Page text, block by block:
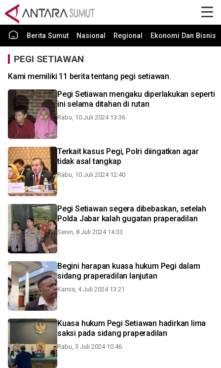
Berita Sumut Nasional Regional Ekonomi Dan Bisnis
PEGI SETIAWAN
Kami memiliki 11 berita tentang pegi setiawan.
Pegi Setiawan mengaku diperlakukan seperti
ini selama ditahan di rutan
Rabu, 10 Juli 2024 13:36
Terkait kasus Pegi, Polri diingatkan agar
tidak asal tangkap
Rabu, 10 Juli 2024 12:40
Pegi Setiawan segera dibebaskan, setelah
Polda Jabar kalah gugatan praperadilan
Senin, 8 Juli 2024 14:33
Begini harapan kuasa hukum Pegi dalam
sidang praperadilan lanjutan
Kamis, 4 Juli 2024 13:21
Kuasa hukum Pegi Setiawan hadirkan lima
saksi pada sidang praperadilan
Rabu, 3 Juli 2024 10:46